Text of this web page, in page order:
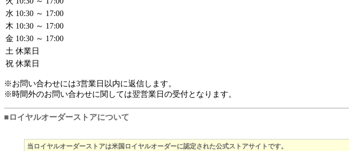
水 10:30 ～ 17:00
木 10:30 ～ 17:00
金 10:30 ～ 17:00
土 休業日
祝 休業日
※お問い合わせには3営業日以内に返信します。
※時間外のお問い合わせに関しては翌営業日の受付となります。
■ロイヤルオーダーストアについて
当ロイヤルオーダーストアは米国ロイヤルオーダーに認定された公式ストアサイトです。